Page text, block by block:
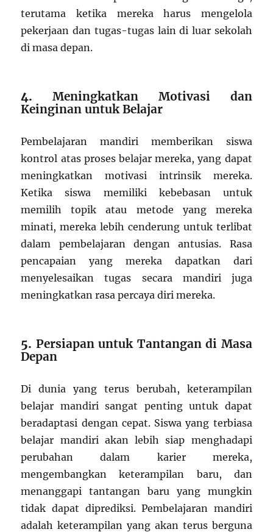
terutama ketika mereka harus mengelola
pekerjaan dan tugas-tugas lain di luar sekolah
di masa depan.
4.Meningkatkan Motivasi dan
Keinginan untuk Belajar
Pembelajaran mandiri memberikan siswa
kontrol atas proses belajar mereka, yang dapat
meningkatkan motivasi intrinsik mereka.
Ketika siswa memiliki kebebasan untuk
memilih topik atau metode yang mereka
minati, mereka lebih cenderung untuk terlibat
dalam pembelajaran dengan antusias. Rasa
pencapaian yang mereka dapatkan dari
menyelesaikan tugas secara mandiri juga
meningkatkan rasa percaya diri mereka.
5. Persiapan untuk Tantangan di Masa
Depan
Di dunia yang terus berubah, keterampilan
belajar mandiri sangat penting untuk dapat
beradaptasi dengan cepat. Siswa yang terbiasa
belajar mandiri akan lebih siap menghadapi
perubahan dalam karier mereka,
mengembangkan keterampilan baru, dan
menanggapi tantangan baru yang mungkin
tidak dapat diprediksi. Pembelajaran mandiri
adalah keterampilan yang akan terus berguna